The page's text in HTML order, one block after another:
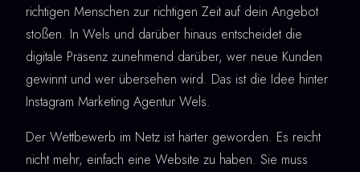
richtigen Menschen zur richtigen Zeit auf dein Angebot
stoßen. In Wels und darüber hinaus entscheidet die
digitale Präsenz zunehmend darüber, wer neue Kunden
gewinnt und wer übersehen wird. Das ist die Idee hinter
Instagram Marketing Agentur Wels.
Der Wettbewerb im Netz ist härter geworden. Es reicht
nicht mehr, einfach eine Website zu haben. Sie muss